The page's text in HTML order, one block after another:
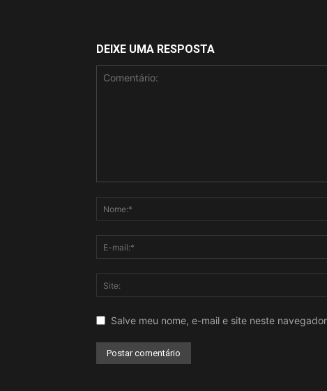
DEIXE UMA RESPOSTA
Salve meu nome, e-mail e site neste